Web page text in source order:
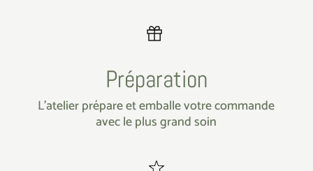
Préparation
L’atelier prépare et emballe votre commande
avec le plus grand soin